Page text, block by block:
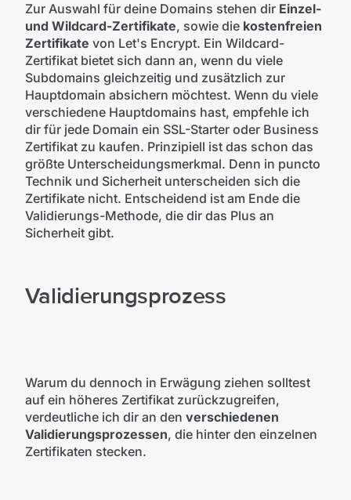
Zur Auswahl für deine Domains stehen dir Einzel-
und Wildcard-Zertifikate, sowie die kostenfreien
Zertifikate von Let's Encrypt. Ein Wildcard-
Zertifikat bietet sich dann an, wenn du viele
Subdomains gleichzeitig und zusätzlich zur
Hauptdomain absichern möchtest. Wenn du viele
verschiedene Hauptdomains hast, empfehle ich
dir für jede Domain ein SSL-Starter oder Business
Zertifikat zu kaufen. Prinzipiell ist das schon das
größte Unterscheidungsmerkmal. Denn in puncto
Technik und Sicherheit unterscheiden sich die
Zertifikate nicht. Entscheidend ist am Ende die
Validierungs-Methode, die dir das Plus an
Sicherheit gibt.
Validierungsprozess
Warum du dennoch in Erwägung ziehen solltest
auf ein höheres Zertifikat zurückzugreifen,
verdeutliche ich dir an den verschiedenen
Validierungsprozessen, die hinter den einzelnen
Zertifikaten stecken.